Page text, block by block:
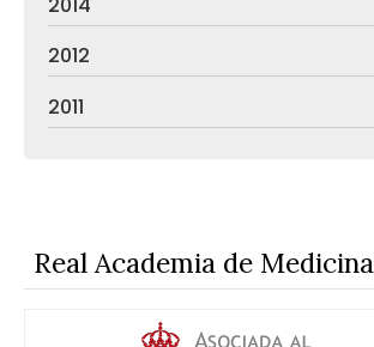
2012
2011
Real Academia de